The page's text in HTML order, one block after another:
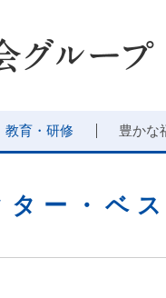
教育・研修 豊かな
ー・ ベ